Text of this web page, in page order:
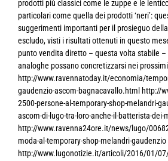
prodotti più classici come le zuppe e le
particolari come quella dei prodotti ‘neri’:
suggerimenti importanti per il prosieguo
escludo, visti i risultati ottenuti in questo
punto vendita diretto – questa volta stabile
analoghe possano concretizzarsi nei prossimi
http://www.ravennatoday.it/economia/
gaudenzio-ascom-bagnacavallo.html http://
2500-persone-al-temporary-shop-melandri-
ascom-di-lugo-tra-loro-anche-il-batterista-
http://www.ravenna24ore.it/news/lugo/
moda-al-temporary-shop-melandri-gaudenzio
http://www.lugonotizie.it/articoli/2016/01/